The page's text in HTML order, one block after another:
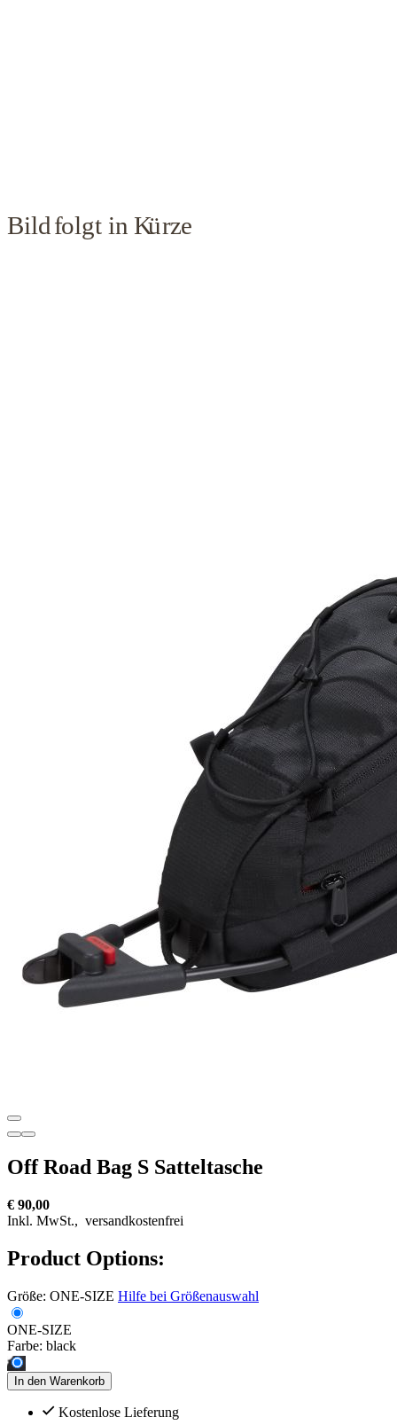
Off Road Bag S Satteltasche
€ 90,00
Inkl. MwSt., versandkostenfrei
Product Options:
Größe: ONE-SIZE Hilfe bei Größenauswahl
ONE-SIZE
Farbe: black
In den Warenkorb
Kostenlose Lieferung